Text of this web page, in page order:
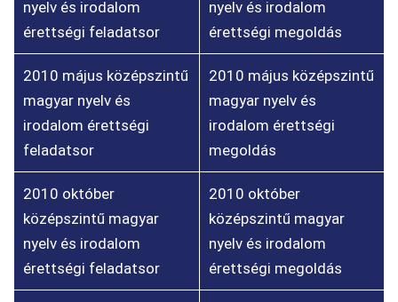
nyelv és irodalom
érettségi feladatsor
nyelv és irodalom
érettségi megoldás
2010 május középszintű
magyar nyelv és
irodalom érettségi
feladatsor
2010 május középszintű
magyar nyelv és
irodalom érettségi
megoldás
2010 október
középszintű magyar
nyelv és irodalom
érettségi feladatsor
2010 október
középszintű magyar
nyelv és irodalom
érettségi megoldás